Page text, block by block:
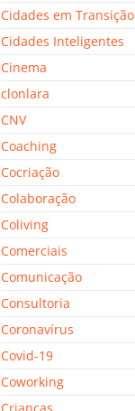
Cidades em Transição
Cidades Inteligentes
Cinema
clonlara
CNV
Coaching
Cocriação
Colaboração
Coliving
Comerciais
Comunicação
Consultoria
Coronavírus
Covid-19
Coworking